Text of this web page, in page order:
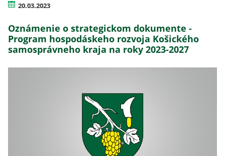
20.03.2023
Oznámenie o strategickom dokumente -
Program hospodáskeho rozvoja Košického
samosprávneho kraja na roky 2023-2027